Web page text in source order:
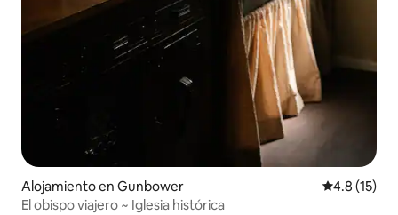
Alojamiento en Gunbower Calificación
4.8 (15)
El obispo viajero ~ Iglesia histórica